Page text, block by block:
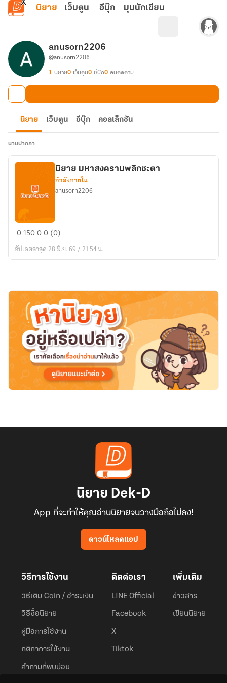
ข้ามไปยังเนื้อหาหลัก
นิยาย เว็บตูน อีบุ๊ก มุมนักเขียน
anusorn2206
@anusorn2206
1 นิยาย0 เว็บตูน0 อีบุ๊ก0 คนติดตาม
นิยาย เว็บตูน อีบุ๊ก คอลเล็กชัน
นามปากกา
นิยาย
สงคราม
นิยาย มหาสงครามพลิกชะตา
กำลังภายใน
anusorn2206
015000 (0)
อัปเดตล่าสุด 28 มิ.ย. 69 / 21:54 น.
นิยาย Dek-D
App ที่จะทำให้คุณอ่านนิยายจนวางมือถือไม่ลง!
ดาวน์โหลดแอป
วิธีการใช้งาน
วิธีเติม Coin / ชำระเงิน
วิธีซื้อนิยาย
คู่มือการใช้งาน
กติกาการใช้งาน
คำถามที่พบบ่อย
ติดต่อเรา
LINE Official
Facebook
X
Tiktok
เพิ่มเติม
ข่าวสาร
เขียนนิยาย